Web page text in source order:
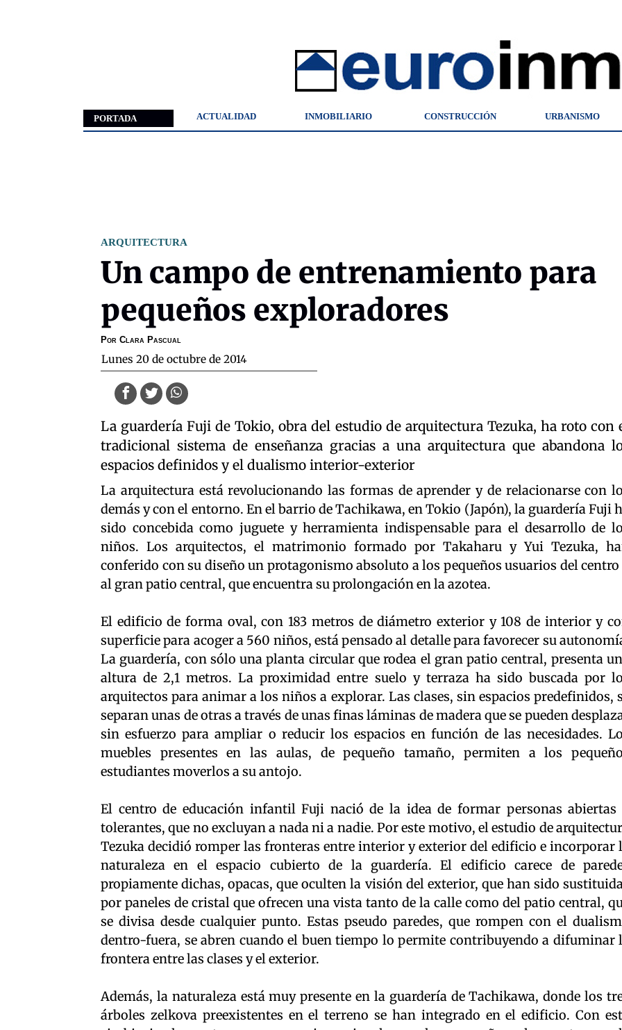
PORTADA ACTUALIDAD INMOBILIARIO CONSTRUCCIÓN URBANISMO
ARQUITECTURA
Un campo de entrenamiento para
pequeños exploradores
Por Clara Pascual
lunes 20 de octubre de 2014
La guardería Fuji de Tokio, obra del estudio de arquitectura Tezuka, ha roto con
tradicional sistema de enseñanza gracias a una arquitectura que abandona
espacios definidos y el dualismo interior-exterior
La arquitectura está revolucionando las formas de aprender y de relacionarse con
demás y con el entorno. En el barrio de Tachikawa, en Tokio (Japón), la guardería Fuji
sido concebida como juguete y herramienta indispensable para el desarrollo de
niños. Los arquitectos, el matrimonio formado por Takaharu y Yui Tezuka,
conferido con su diseño un protagonismo absoluto a los pequeños usuarios del centro
al gran patio central, que encuentra su prolongación en la azotea.
El edificio de forma oval, con 183 metros de diámetro exterior y 108 de interior y
superficie para acoger a 560 niños, está pensado al detalle para favorecer su
La guardería, con sólo una planta circular que rodea el gran patio central, presenta
altura de 2,1 metros. La proximidad entre suelo y terraza ha sido buscada por
arquitectos para animar a los niños a explorar. Las clases, sin espacios predefinidos,
separan unas de otras a través de unas finas láminas de madera que se pueden
sin esfuerzo para ampliar o reducir los espacios en función de las necesidades.
muebles presentes en las aulas, de pequeño tamaño, permiten a los
estudiantes moverlos a su antojo.
El centro de educación infantil Fuji nació de la idea de formar personas abiertas
tolerantes, que no excluyan a nada ni a nadie. Por este motivo, el estudio de
Tezuka decidió romper las fronteras entre interior y exterior del edificio e incorporar
naturaleza en el espacio cubierto de la guardería. El edificio carece de
propiamente dichas, opacas, que oculten la visión del exterior, que han sido
por paneles de cristal que ofrecen una vista tanto de la calle como del patio central,
se divisa desde cualquier punto. Estas pseudo paredes, que rompen con el
dentro-fuera, se abren cuando el buen tiempo lo permite contribuyendo a difuminar
frontera entre las clases y el exterior.
Además, la naturaleza está muy presente en la guardería de Tachikawa, donde los
árboles zelkova preexistentes en el terreno se han integrado en el edificio. Con